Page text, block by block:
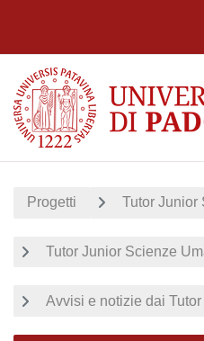
Progetti Tutor Junior
Tutor Junior Scienze
Avvisi e notizie dai